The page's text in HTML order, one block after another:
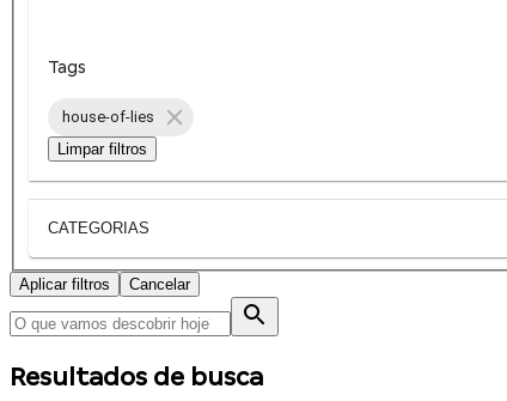
Tags
house-of-lies
Limpar filtros
CATEGORIAS
Aplicar filtros Cancelar
Resultados de busca